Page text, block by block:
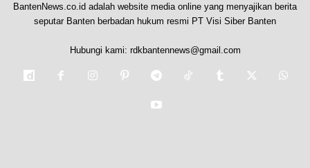
BantenNews.co.id adalah website media online yang menyajikan berita
seputar Banten berbadan hukum resmi PT Visi Siber Banten
Hubungi kami: rdkbantennews@gmail.com